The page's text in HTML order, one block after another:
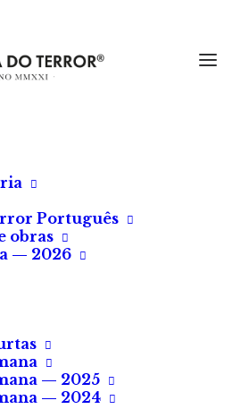
Português
obras
— 2026
— 2025
— 2024
por popularidade
média de classificação
preço: menor para maior
preço: maior para menor
todos os 40 resultados